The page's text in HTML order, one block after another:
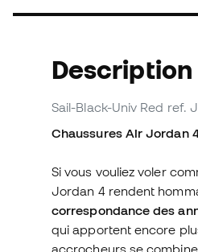
Sail-Black-Univ Red ref.
Chaussures Air Jordan
Si vous vouliez voler
Jordan 4 rendent
correspondance des
qui apportent encore
accrocheurs se